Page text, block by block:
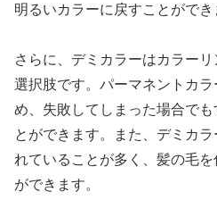
明るいカラーに戻すことができ
さらに、デミカラーはカラー
選択肢です。パーマネントカ
め、失敗してしまった場合で
とができます。また、デミカ
れていることが多く、髪の毛
ができます。